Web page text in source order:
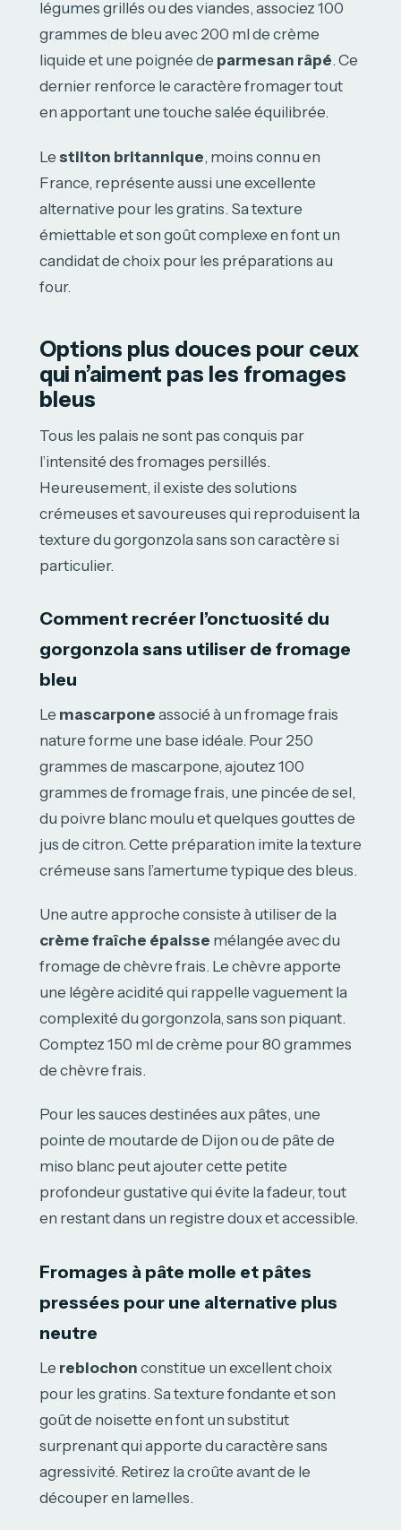
légumes grillés ou des viandes, associez 100
grammes de bleu avec 200 ml de crème
liquide et une poignée de parmesan râpé. Ce
dernier renforce le caractère fromager tout
en apportant une touche salée équilibrée.
Le stilton britannique, moins connu en
France, représente aussi une excellente
alternative pour les gratins. Sa texture
émiettable et son goût complexe en font un
candidat de choix pour les préparations au
four.
Options plus douces pour ceux
qui n’aiment pas les fromages
bleus
Tous les palais ne sont pas conquis par
l’intensité des fromages persillés.
Heureusement, il existe des solutions
crémeuses et savoureuses qui reproduisent la
texture du gorgonzola sans son caractère si
particulier.
Comment recréer l’onctuosité du
gorgonzola sans utiliser de fromage
bleu
Le mascarpone associé à un fromage frais
nature forme une base idéale. Pour 250
grammes de mascarpone, ajoutez 100
grammes de fromage frais, une pincée de sel,
du poivre blanc moulu et quelques gouttes de
jus de citron. Cette préparation imite la texture
crémeuse sans l’amertume typique des bleus.
Une autre approche consiste à utiliser de la
crème fraîche épaisse mélangée avec du
fromage de chèvre frais. Le chèvre apporte
une légère acidité qui rappelle vaguement la
complexité du gorgonzola, sans son piquant.
Comptez 150 ml de crème pour 80 grammes
de chèvre frais.
Pour les sauces destinées aux pâtes, une
pointe de moutarde de Dijon ou de pâte de
miso blanc peut ajouter cette petite
profondeur gustative qui évite la fadeur, tout
en restant dans un registre doux et accessible.
Fromages à pâte molle et pâtes
pressées pour une alternative plus
neutre
Le reblochon constitue un excellent choix
pour les gratins. Sa texture fondante et son
goût de noisette en font un substitut
surprenant qui apporte du caractère sans
agressivité. Retirez la croûte avant de le
découper en lamelles.